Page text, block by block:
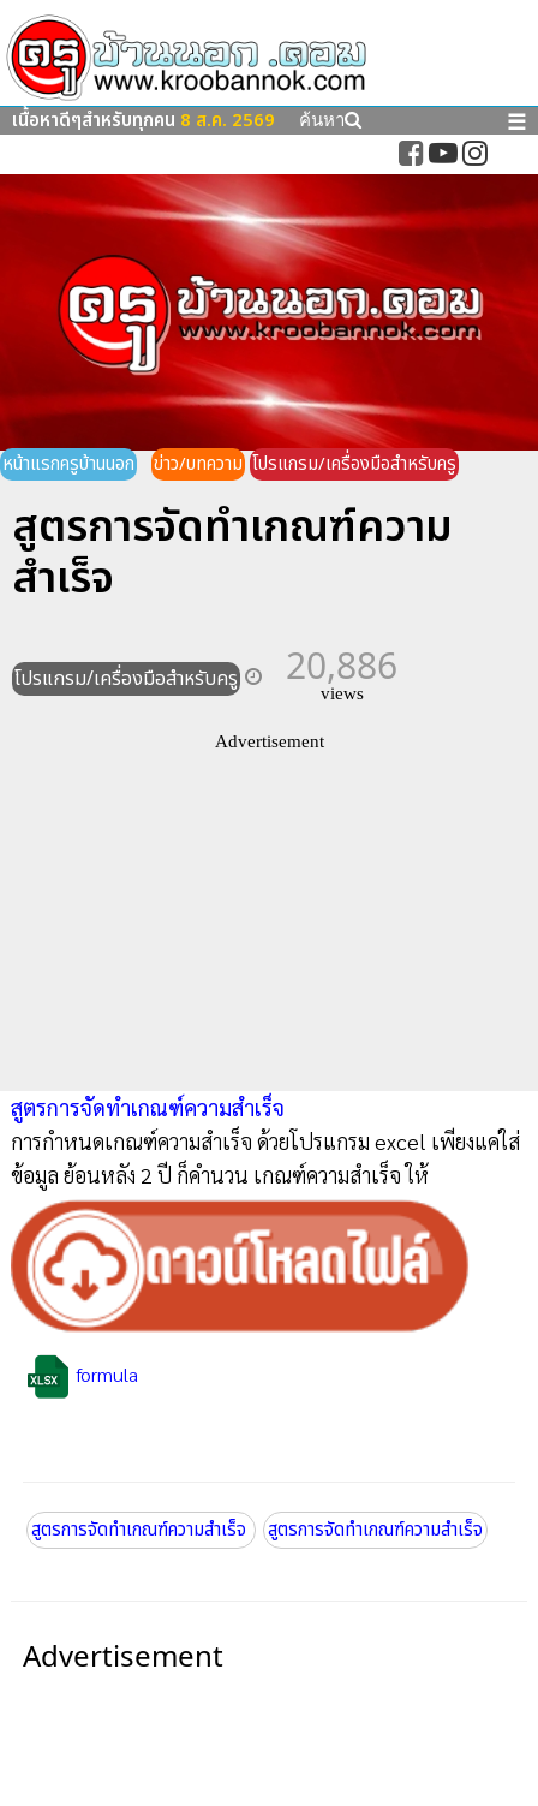
เนื้อหาดีๆสำหรับทุกคน 8 ส.ค. 2569 ค้นหา ☰
หน้าแรกครูบ้านนอก ข่าว/บทความ โปรแกรม/เครื่องมือสำหรับครู
สูตรการจัดทำเกณฑ์ความ
สำเร็จ
โปรแกรม/เครื่องมือสำหรับครู 20,886
views
Advertisement
สูตรการจัดทำเกณฑ์ความสำเร็จ
การกำหนดเกณฑ์ความสำเร็จ ด้วยโปรแกรม excel เพียงแค่ใส่
ข้อมูล ย้อนหลัง 2 ปี ก็คำนวน เกณฑ์ความสำเร็จ ให้
formula
สูตรการจัดทำเกณฑ์ความสำเร็จ สูตรการจัดทำเกณฑ์ความสำเร็จ
Advertisement